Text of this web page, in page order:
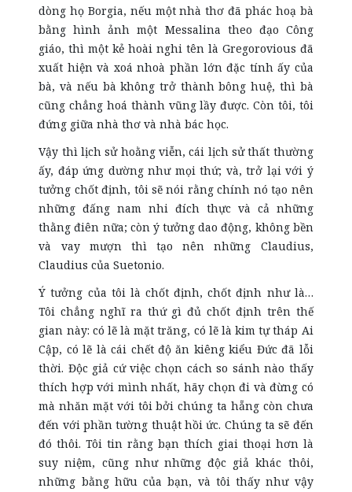
dòng họ Borgia, nếu một nhà thơ đã phác hoạ bà
bằng hình ảnh một Messalina theo đạo Công
giáo, thì một kẻ hoài nghi tên là Gregorovious đã
xuất hiện và xoá nhoà phần lớn đặc tính ấy của
bà, và nếu bà không trở thành bông huệ, thì bà
cũng chẳng hoá thành vũng lầy được. Còn tôi, tôi
đứng giữa nhà thơ và nhà bác học.
Vậy thì lịch sử hoằng viễn, cái lịch sử thất thường
ấy, đáp ứng dường như mọi thứ; và, trở lại với ý
tưởng chốt định, tôi sẽ nói rằng chính nó tạo nên
những đấng nam nhi đích thực và cả những
thằng điên nữa; còn ý tưởng dao động, không bền
và vay mượn thì tạo nên những Claudius,
Claudius của Suetonio.
Ý tưởng của tôi là chốt định, chốt định như là…
Tôi chẳng nghĩ ra thứ gì đủ chốt định trên thế
gian này: có lẽ là mặt trăng, có lẽ là kim tự tháp Ai
Cập, có lẽ là cái chết độ ăn kiêng kiểu Đức đã lỗi
thời. Độc giả cứ việc chọn cách so sánh nào thấy
thích hợp với mình nhất, hãy chọn đi và đừng có
mà nhăn mặt với tôi bởi chúng ta hẵng còn chưa
đến với phần tường thuật hồi ức. Chúng ta sẽ đến
đó thôi. Tôi tin rằng bạn thích giai thoại hơn là
suy niệm, cũng như những độc giả khác thôi,
những bằng hữu của bạn, và tôi thấy như vậy